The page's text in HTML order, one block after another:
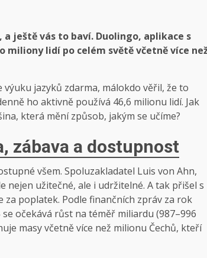
ještě vás to baví. Duolingo, aplikace s
miliony lidí po celém světě včetně více
jazyků zdarma, málokdo věřil, že to
ho aktivně používá 46,6 milionu lidí. Jak
která mění způsob, jakým se učíme?
zábava a dostupnost
všem. Spoluzakladatel Luis von Ahn,
nejen užitečné, ale i udržitelné. A tak přišel s
za poplatek. Podle finančních zpráv za rok
očekává růst na téměř miliardu (987–996
masy včetně více než milionu Čechů, kteří